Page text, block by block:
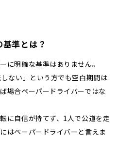
準とは？
に明確な基準はありません。
ない」という方でも空白期間は
場合ペーパードライバーではな
に自信が持てず、1人で公道を走
はペーパードライバーと言えま